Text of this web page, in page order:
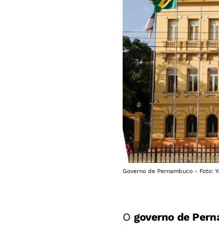
Governo de Pernambuco - Foto:
O governo de